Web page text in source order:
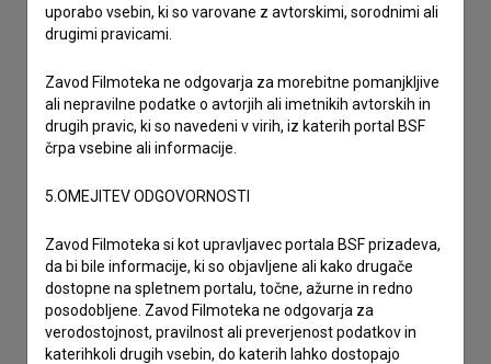
Sprejemamsplošne pogojein dajemsoglasje
zbiranje, hrambo in obdelavo osebnih podatkov.
uporabo vsebin, ki so varovane z avtorskimi, sorodnimi ali
drugimi pravicami.
Zavod Filmoteka ne odgovarja za morebitne pomanjkljive
ali nepravilne podatke o avtorjih ali imetnikih avtorskih in
drugih pravic, ki so navedeni v virih, iz katerih portal BSF
črpa vsebine ali informacije.
5.OMEJITEV ODGOVORNOSTI
Zavod Filmoteka si kot upravljavec portala BSF prizadeva,
da bi bile informacije, ki so objavljene ali kako drugače
dostopne na spletnem portalu, točne, ažurne in redno
posodobljene. Zavod Filmoteka ne odgovarja za
verodostojnost, pravilnost ali preverjenost podatkov in
katerihkoli drugih vsebin, do katerih lahko dostopajo